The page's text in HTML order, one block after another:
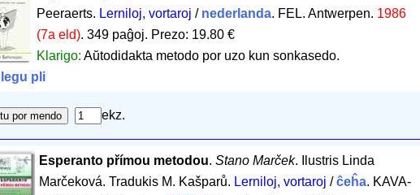
Peeraerts. Lerniloj, vortaroj / nederlanda. FEL. Antwerpen. 1986
(7a eld). 349 paĝoj. Prezo: 19.80 €
Klarigo: Aŭtodidakta metodo por uzo kun sonkasedo.
legu pli
ekz.
Esperanto přímou metodou. Stano Marček. Ilustris Linda
Marčeková. Tradukis M. Kašparů. Lerniloj, vortaroj /ĉeĥa. KAVA-